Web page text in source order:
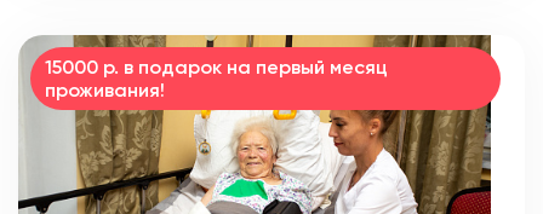
15000 р. в подарок на первый месяц
проживания!